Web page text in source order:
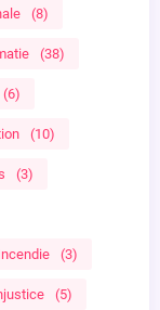
(8)
(38)
(6)
(10)
(3)
(3)
(5)